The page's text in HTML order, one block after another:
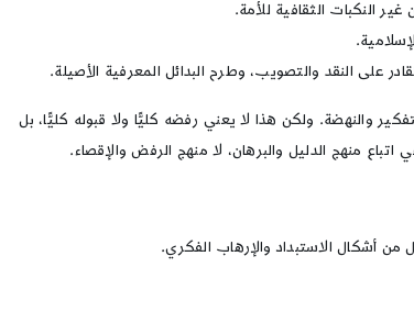
النكبات الثقافية للأمة.
على النقد والتصويب، وطرح البدائل المعرفية الأصيلة.
والنهضة. ولكن هذا لا يعني رفضه كليًّا ولا قبوله كليًّا، بل
منهج الدليل والبرهان، لا منهج الرفض والإقصاء.
من أشكال الاستبداد والإرهاب الفكري.